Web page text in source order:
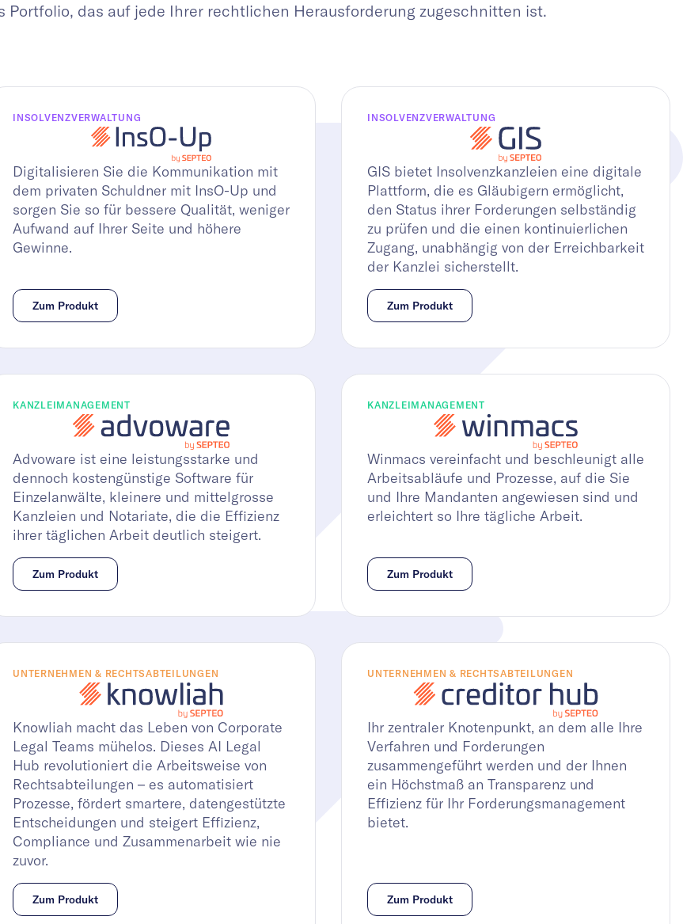
Portfolio, das auf jede Ihrer rechtlichen Herausforderung zugeschnitten ist.
INSOLVENZVERWALTUNG
Digitalisieren Sie die Kommunikation mit
dem privaten Schuldner mit InsO-Up und
sorgen Sie so für bessere Qualität, weniger
Aufwand auf Ihrer Seite und höhere
Gewinne.
Zum Produkt
INSOLVENZVERWALTUNG
GIS bietet Insolvenzkanzleien eine digitale
Plattform, die es Gläubigern ermöglicht,
den Status ihrer Forderungen selbständig
zu prüfen und die einen kontinuierlichen
Zugang, unabhängig von der Erreichbarkeit
der Kanzlei sicherstellt.
Zum Produkt
KANZLEIMANAGEMENT
Advoware ist eine leistungsstarke und
dennoch kostengünstige Software für
Einzelanwälte, kleinere und mittelgrosse
Kanzleien und Notariate, die die Effizienz
ihrer täglichen Arbeit deutlich steigert.
Zum Produkt
KANZLEIMANAGEMENT
Winmacs vereinfacht und beschleunigt alle
Arbeitsabläufe und Prozesse, auf die Sie
und Ihre Mandanten angewiesen sind und
erleichtert so Ihre tägliche Arbeit.
Zum Produkt
UNTERNEHMEN & RECHTSABTEILUNGEN
Knowliah macht das Leben von Corporate
Legal Teams mühelos. Dieses AI Legal
Hub revolutioniert die Arbeitsweise von
Rechtsabteilungen – es automatisiert
Prozesse, fördert smartere, datengestützte
Entscheidungen und steigert Effizienz,
Compliance und Zusammenarbeit wie nie
zuvor.
Zum Produkt
UNTERNEHMEN & RECHTSABTEILUNGEN
Ihr zentraler Knotenpunkt, an dem alle Ihre
Verfahren und Forderungen
zusammengeführt werden und der Ihnen
ein Höchstmaß an Transparenz und
Effizienz für Ihr Forderungsmanagement
bietet.
Zum Produkt